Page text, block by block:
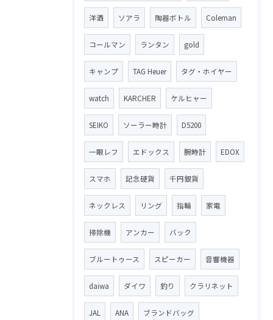
洋酒 ソアラ 陶器ボトル Coleman
コールマン ランタン gold
キャンプ TAG Heuer タグ・ホイヤー
watch KARCHER ケルヒャー
SEIKO ソーラー時計 D5200
一眼レフ エドックス 腕時計 EDOX
スマホ 記念硬貨 千円銀貨
ネックレス リング 指輪 家電
掃除機 アンカー バック
ブルートゥース スピーカー 音響機器
daiwa ダイワ 釣り クラリネット
JAL ANA ブランドバッグ